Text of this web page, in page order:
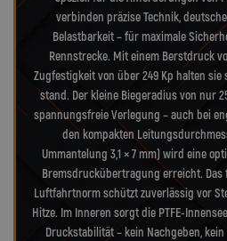
verbinden präzise Technik,
Belastbarkeit – für maximale
Rennstrecke. Mit einem Berstdruck
Zugfestigkeit von über 249 Kp halten
stand. Der kleine Biegeradius von nur
spannungsfreie Verlegung – auch bei
den kompakten
Ummantelung 3,1 × 7 mm) wird eine
Bremsdruckübertragung erreicht. Das
Luftfahrtnorm schützt zuverlässig vor
Hitze. Im Inneren sorgt die PTFE-
Druckstabilität – kein Nachgeben,